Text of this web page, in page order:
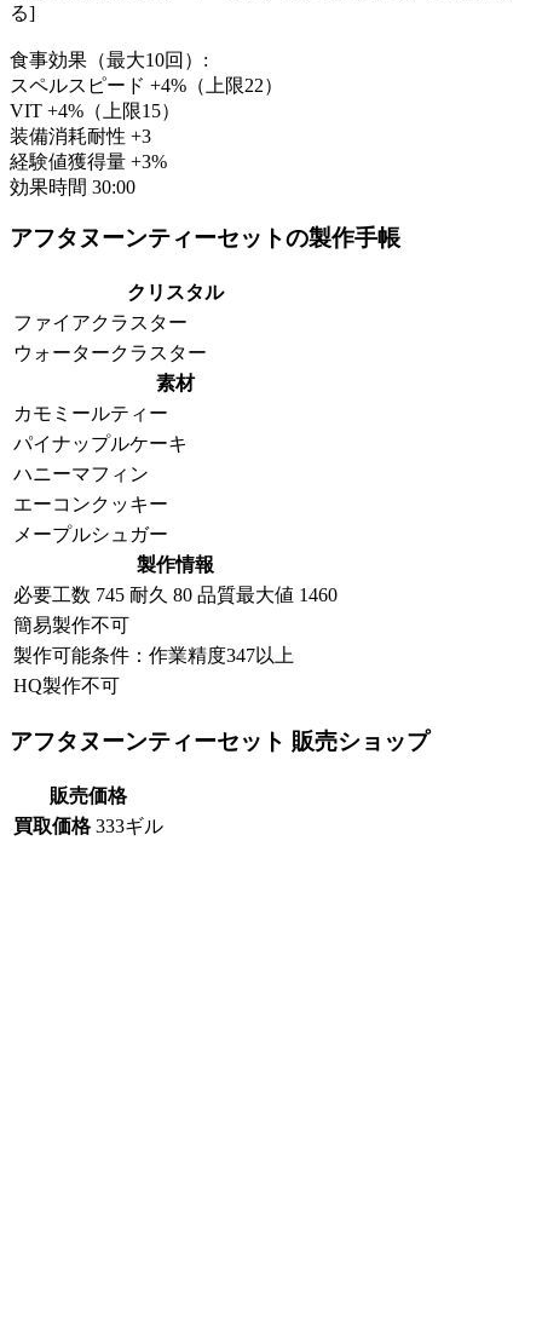
る]
食事効果（最大10回）:
スペルスピード +4%（上限22）
VIT +4%（上限15）
装備消耗耐性 +3
経験値獲得量 +3%
効果時間 30:00
アフタヌーンティーセットの製作手帳
クリスタル
ファイアクラスター
ウォータークラスター
素材
カモミールティー
パイナップルケーキ
ハニーマフィン
エーコンクッキー
メープルシュガー
製作情報
必要工数 745 耐久 80 品質最大値 1460
簡易製作不可
製作可能条件：作業精度347以上
HQ製作不可
アフタヌーンティーセット 販売ショップ
販売価格
買取価格 333ギル